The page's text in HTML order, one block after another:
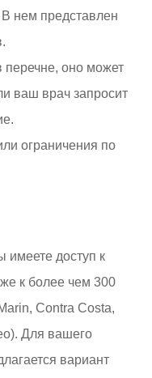
нем представлен
перечне, оно может
ваш врач запросит
ограничения по
имеете доступ к
к более чем 300
Contra Costa,
Для вашего
вариант